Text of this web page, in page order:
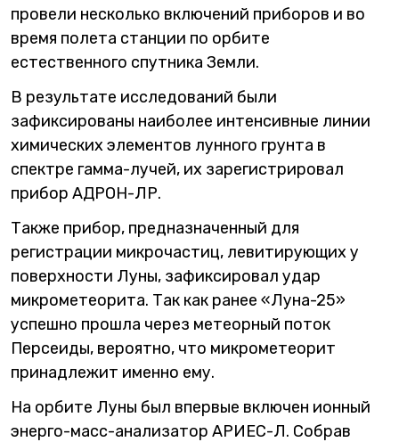
провели несколько включений приборов и во
время полета станции по орбите
естественного спутника Земли.
В результате исследований были
зафиксированы наиболее интенсивные линии
химических элементов лунного грунта в
спектре гамма-лучей, их зарегистрировал
прибор АДРОН-ЛР.
Также прибор, предназначенный для
регистрации микрочастиц, левитирующих у
поверхности Луны, зафиксировал удар
микрометеорита. Так как ранее «Луна-25»
успешно прошла через метеорный поток
Персеиды, вероятно, что микрометеорит
принадлежит именно ему.
На орбите Луны был впервые включен ионный
энерго-масс-анализатор АРИЕС-Л. Собрав